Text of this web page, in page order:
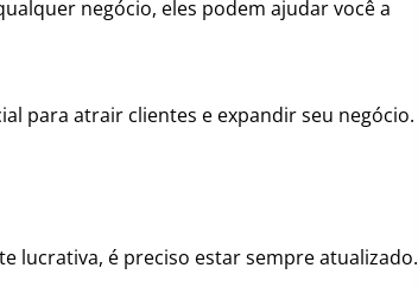
negócio, eles podem ajudar você a
para atrair clientes e expandir seu negócio.
lucrativa, é preciso estar sempre atualizado.